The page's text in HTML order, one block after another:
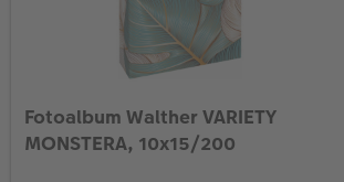
Fotoalbum Walther VARIETY
MONSTERA, 10x15/200